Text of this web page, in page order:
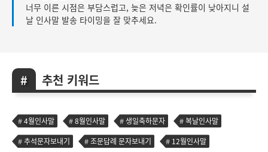
너무 이른 시점은 부담스럽고, 늦은 저녁은 확인률이 낮아지니 설
날 인사말 발송 타이밍을 잘 맞추세요.
추천 키워드
4월인사말 8월인사말 생일축하문자
복날인사말
추석문자보내기
조문답례 문자보내기
12월인사말